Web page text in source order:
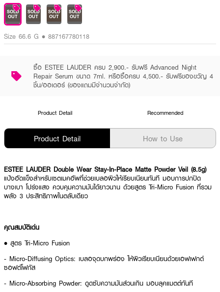
SOLD
OUT
SOLD
OUT
SOLD
OUT
SOLD
OUT
Size 66.6 G • 887167780118
ซื้อ ESTEE LAUDER ครบ 2,900.- รับฟรี Advanced Night
Repair Serum ขนาด 7ml. หรือซื้อครบ 4,500.- รับฟรีของขวัญ 4
ชิ้น/ออเดอร์ (ของแถมมีจำนวนจำกัด)
Product Detail Recommended
Product Detail How to Use
ESTEE LAUDER Double Wear Stay-In-Place Matte Powder Veil (8.5g)
แป้งอัดแข็งสำหรับเซตเมคอัพที่ช่วยเบลอผิวให้เรียบเนียนทันที มอบการปกปิด
บางเบา โปร่งแสง ควบคุมความมันได้ยาวนาน ด้วยสูตร Tri-Micro Fusion ที่รวม
พลัง 3 ประสิทธิภาพในตลับเดียว
คุณสมบัติเด่น
• สูตร Tri-Micro Fusion
- Micro-Diffusing Optics: เบลอจุดบกพร่อง ให้ผิวเรียบเนียนด้วยเอฟเฟกต์
ซอฟต์โฟกัส
- Micro-Absorbing Powder: ดูดซับความมันส่วนเกิน มอบลุคแมตต์ทันที